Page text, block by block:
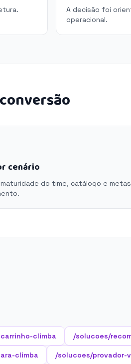
A decisão foi
operacional.
cenário
do time, catálogo e metas
climba /solucoes/
climba /solucoes/provador-